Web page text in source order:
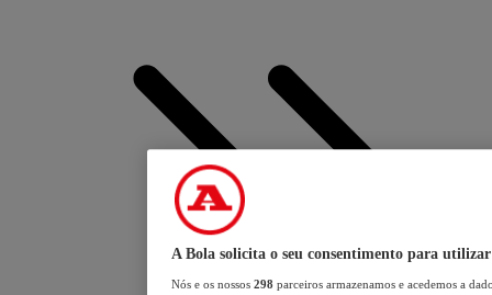
A Bola solicita o seu consentimento para utilizar
Nós e os nossos 298 parceiros armazenamos e acedemos a